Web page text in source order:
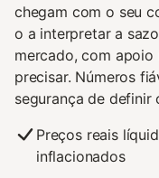
chegam com o seu
o a interpretar a
mercado, com apoio
precisar. Números
segurança de definir
Preços reais
inflacionados